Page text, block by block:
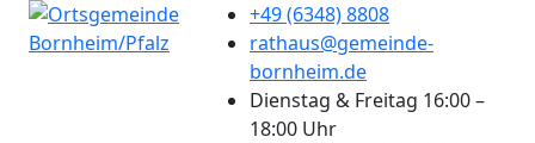
+49 (6348) 8808
rathaus@gemeinde-
bornheim.de
Dienstag & Freitag 16:00 –
18:00 Uhr